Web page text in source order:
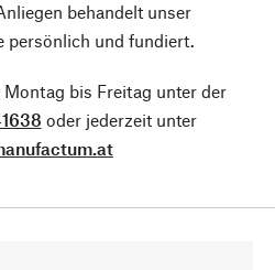
behandelt unser
persönlich und fundiert.
bis Freitag unter der
oder jederzeit unter